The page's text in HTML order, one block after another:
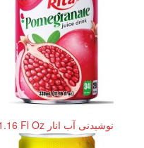
نوشیدنی آب انار Good Flavor NFC 11.16 Fl Oz